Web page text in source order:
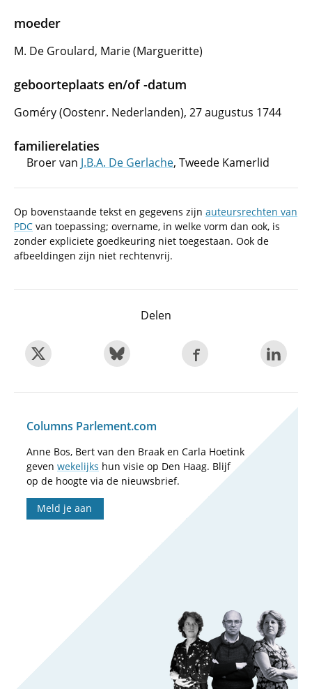
moeder
M. De Groulard, Marie (Margueritte)
geboorteplaats en/of -datum
Goméry (Oostenr. Nederlanden), 27 augustus 1744
familierelaties
Broer van J.B.A. De Gerlache, Tweede Kamerlid
Op bovenstaande tekst en gegevens zijn auteursrechten van
PDC van toepassing; overname, in welke vorm dan ook, is
zonder expliciete goedkeuring niet toegestaan. Ook de
afbeeldingen zijn niet rechtenvrij.
Delen
Columns Parlement.com
Anne Bos, Bert van den Braak en Carla Hoetink
geven wekelijks hun visie op Den Haag. Blijf
op de hoogte via de nieuwsbrief.
Meld je aan